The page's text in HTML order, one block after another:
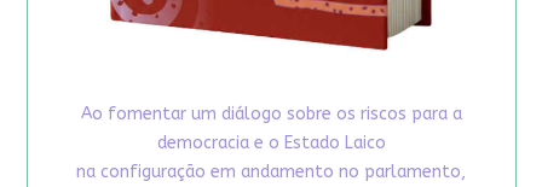
Ao fomentar um diálogo sobre os riscos para a
democracia e o Estado Laico
na configuração em andamento no parlamento,